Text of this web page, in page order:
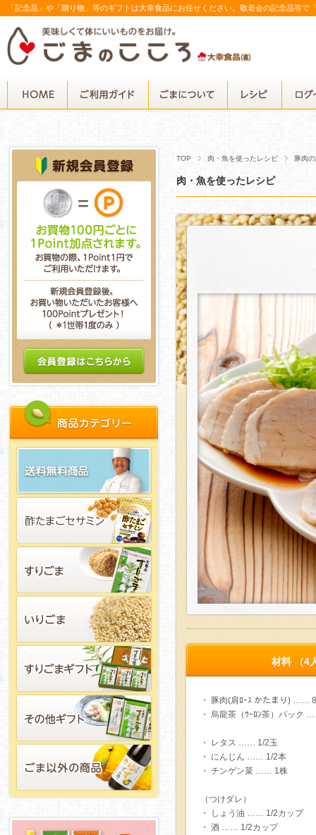
「記念品」や「贈り物」等のギフトは大幸食品にお任せください。敬老会の記念品等
TOP 肉・魚を使ったレシピ 豚肉
肉・魚を使ったレシピ
材料 （4
・ 豚肉(肩ﾛｰｽ かたまり) ……
・ 烏龍茶（ｳｰﾛﾝ茶）パック
・ レタス …… 1/2玉
・ にんじん …… 1/2本
・ チンゲン菜 …… 1株
（つけダレ）
・ しょう油 …… 1/2カップ
・ 酒 …… 1/2カップ